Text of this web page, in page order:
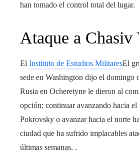
han tomado el control total del lugar.
Ataque a Chasiv
El Instituto de Estudios MilitaresEl
sede en Washington dijo el domingo
Rusia en Ocheretyne le dieron al
opción: continuar avanzando hacia el
Pokrovsky o avanzar hacia el norte
ciudad que ha sufrido implacables
últimas semanas. .